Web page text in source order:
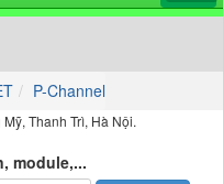
P-Channel
Thanh Trì, Hà Nội.
module,...